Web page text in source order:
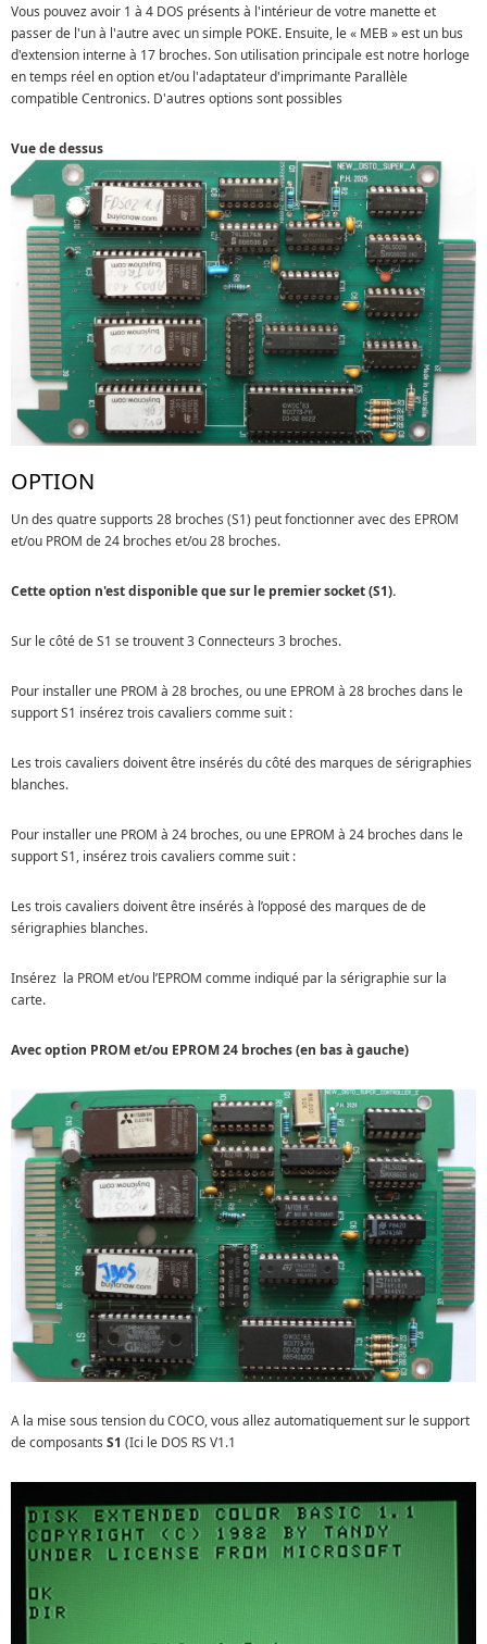
Vous pouvez avoir 1 à 4 DOS présents à l'intérieur de votre manette et
passer de l'un à l'autre avec un simple POKE. Ensuite, le « MEB » est un bus
d'extension interne à 17 broches. Son utilisation principale est notre horloge
en temps réel en option et/ou l'adaptateur d'imprimante Parallèle
compatible Centronics. D'autres options sont possibles
Vue de dessus
OPTION
Un des quatre supports 28 broches (S1) peut fonctionner avec des EPROM
et/ou PROM de 24 broches et/ou 28 broches.
Cette option n'est disponible que sur le premier socket (S1).
Sur le côté de S1 se trouvent 3 Connecteurs 3 broches.
Pour installer une PROM à 28 broches, ou une EPROM à 28 broches dans le
support S1 insérez trois cavaliers comme suit :
Les trois cavaliers doivent être insérés du côté des marques de sérigraphies
blanches.
Pour installer une PROM à 24 broches, ou une EPROM à 24 broches dans le
support S1, insérez trois cavaliers comme suit :
Les trois cavaliers doivent être insérés à l’opposé des marques de de
sérigraphies blanches.
Insérez la PROM et/ou l’EPROM comme indiqué par la sérigraphie sur la
carte.
Avec option PROM et/ou EPROM 24 broches (en bas à gauche)
A la mise sous tension du COCO, vous allez automatiquement sur le support
de composants S1 (Ici le DOS RS V1.1